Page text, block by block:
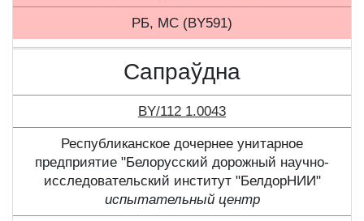
РБ, МС (BY591)
Сапраўдна
BY/112 1.0043
Республиканское дочернее унитарное
предприятие "Белорусский дорожный научно-
исследовательский институт "БелдорНИИ"
испытательный центр